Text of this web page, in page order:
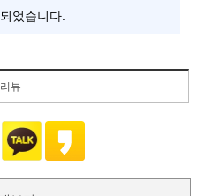
었습니다.
뷰